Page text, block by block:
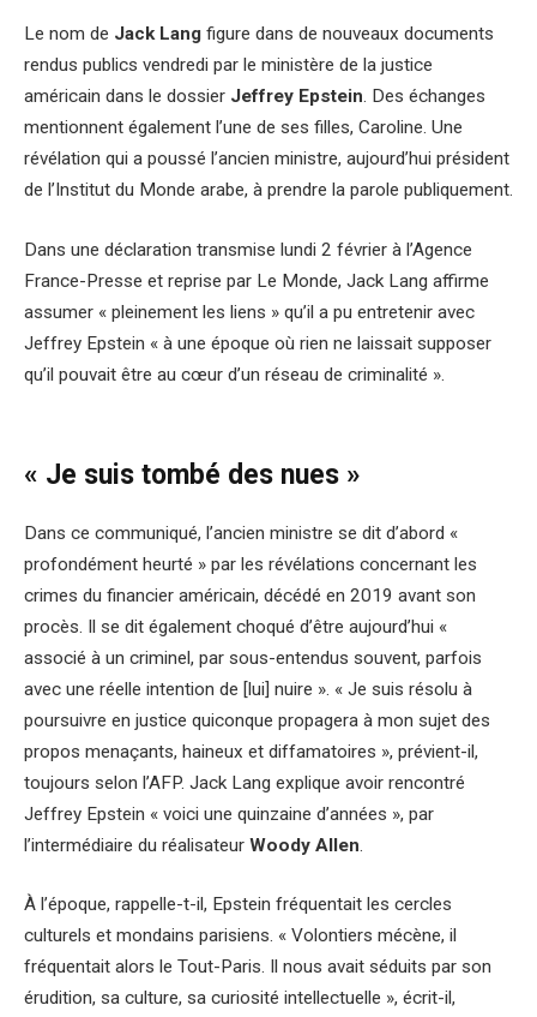
Le nom de Jack Lang figure dans de nouveaux documents
rendus publics vendredi par le ministère de la justice
américain dans le dossier Jeffrey Epstein. Des échanges
mentionnent également l’une de ses filles, Caroline. Une
révélation qui a poussé l’ancien ministre, aujourd’hui président
de l’Institut du Monde arabe, à prendre la parole publiquement.
Dans une déclaration transmise lundi 2 février à l’Agence
France-Presse et reprise par Le Monde, Jack Lang affirme
assumer « pleinement les liens » qu’il a pu entretenir avec
Jeffrey Epstein « à une époque où rien ne laissait supposer
qu’il pouvait être au cœur d’un réseau de criminalité ».
« Je suis tombé des nues »
Dans ce communiqué, l’ancien ministre se dit d’abord «
profondément heurté » par les révélations concernant les
crimes du financier américain, décédé en 2019 avant son
procès. Il se dit également choqué d’être aujourd’hui «
associé à un criminel, par sous-entendus souvent, parfois
avec une réelle intention de [lui] nuire ». « Je suis résolu à
poursuivre en justice quiconque propagera à mon sujet des
propos menaçants, haineux et diffamatoires », prévient-il,
toujours selon l’AFP. Jack Lang explique avoir rencontré
Jeffrey Epstein « voici une quinzaine d’années », par
l’intermédiaire du réalisateur Woody Allen
À l’époque, rappelle-t-il, Epstein fréquentait les cercles
culturels et mondains parisiens. « Volontiers mécène, il
fréquentait alors le Tout-Paris. Il nous avait séduits par son
érudition, sa culture, sa curiosité intellectuelle », écrit-il,